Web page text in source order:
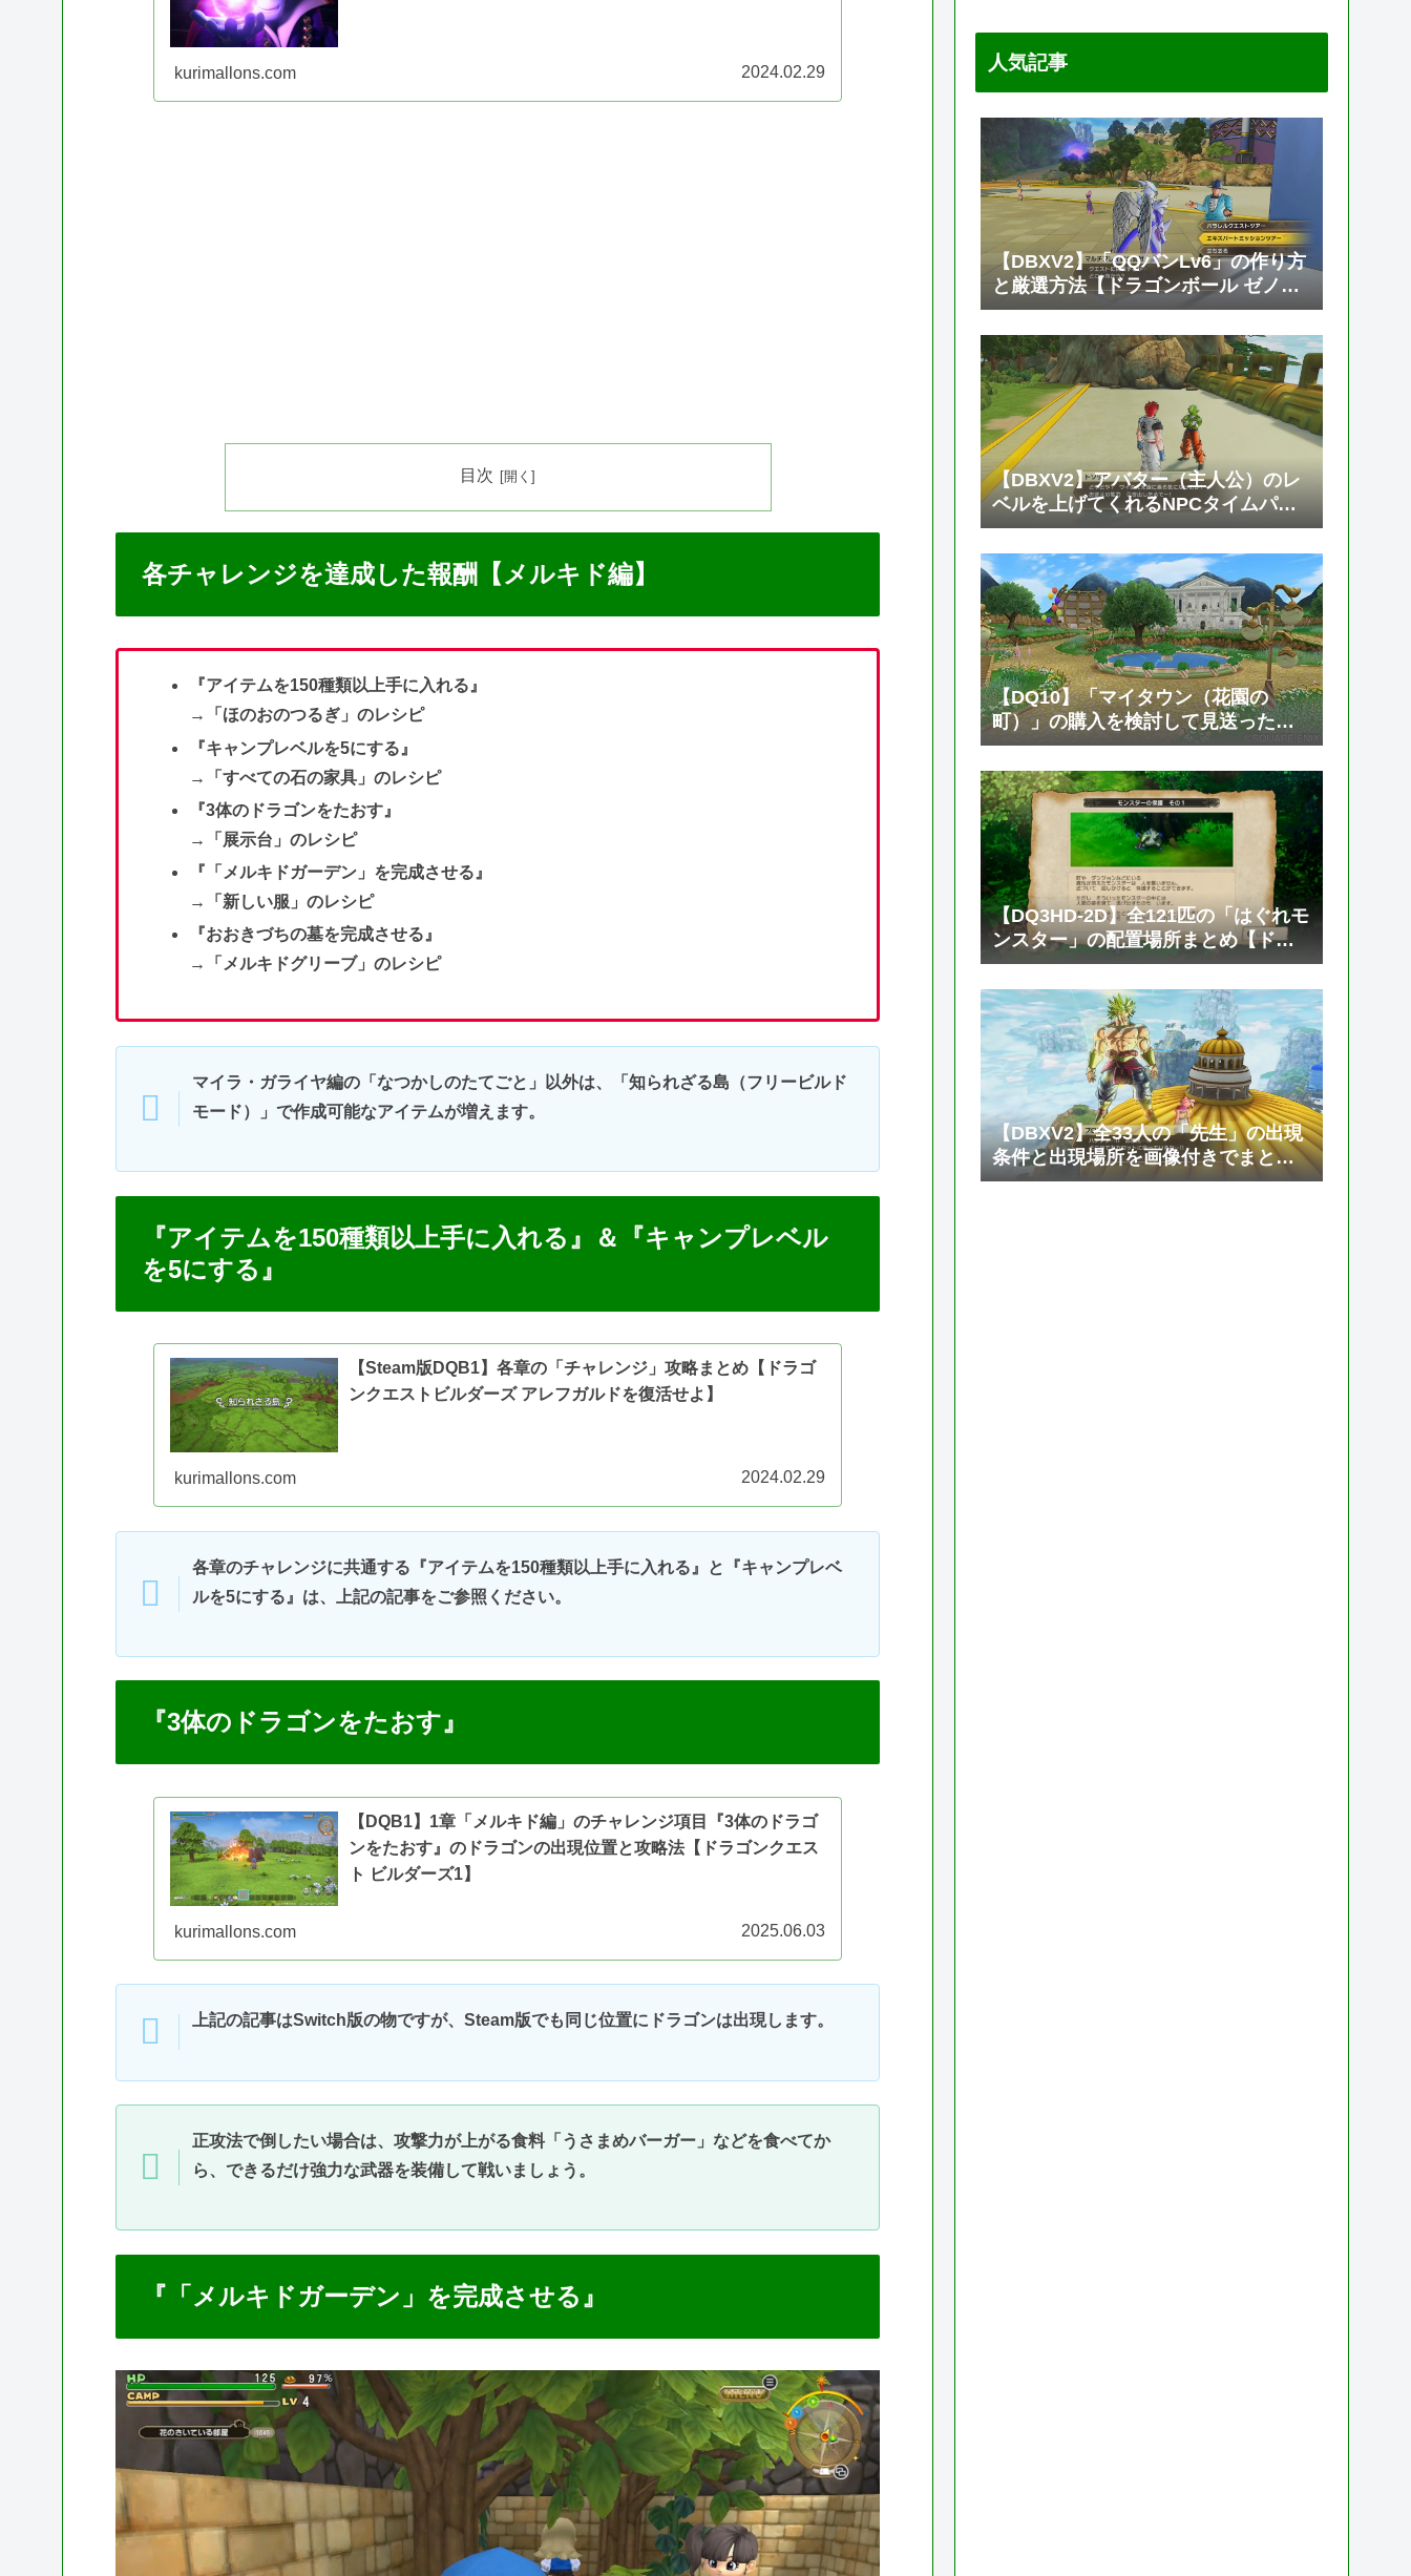
kurimallons.com 2024.02.29
目次
各チャレンジを達成した報酬【メルキド編】
『アイテムを150種類以上手に入れる』
→「ほのおのつるぎ」のレシピ
『キャンプレベルを5にする』
→「すべての石の家具」のレシピ
『3体のドラゴンをたおす』
→「展示台」のレシピ
『「メルキドガーデン」を完成させる』
→「新しい服」のレシピ
『おおきづちの墓を完成させる』
→「メルキドグリーブ」のレシピ
マイラ・ガライヤ編の「なつかしのたてごと」以外は、「知られざる島（フリービルド
モード）」で作成可能なアイテムが増えます。
『アイテムを150種類以上手に入れる』＆『キャンプレベル
を5にする』
【Steam版DQB1】各章の「チャレンジ」攻略まとめ【ドラゴ
ンクエストビルダーズ アレフガルドを復活せよ】
kurimallons.com 2024.02.29
各章のチャレンジに共通する『アイテムを150種類以上手に入れる』と『キャンプレベ
ルを5にする』は、上記の記事をご参照ください。
『3体のドラゴンをたおす』
【DQB1】1章「メルキド編」のチャレンジ項目『3体のドラゴ
ンをたおす』のドラゴンの出現位置と攻略法【ドラゴンクエス
ト ビルダーズ1】
kurimallons.com 2025.06.03
上記の記事はSwitch版の物ですが、Steam版でも同じ位置にドラゴンは出現します。
正攻法で倒したい場合は、攻撃力が上がる食料「うさまめバーガー」などを食べてか
ら、できるだけ強力な武器を装備して戦いましょう。
『「メルキドガーデン」を完成させる』
人気記事
【DBXV2】「QQバンLv6」の作り方
と厳選方法【ドラゴンボール ゼノバ
ース2】
【DBXV2】アバター（主人公）のレ
ベルを上げてくれるNPCタイムパト
ローラー「トソック」の居場所と必
要なゼニーやTPメダルの枚数【ドラ
ゴンボール ゼノバース2】
【DQ10】「マイタウン（花園の
町）」の購入を検討して見送った話
【ドラゴンクエスト10 オンライン】
【DQ3HD-2D】全121匹の「はぐれモ
ンスター」の配置場所まとめ【ドラ
ゴンクエスト3 そして伝説へ…】
【DBXV2】全33人の「先生」の出現
条件と出現場所を画像付きでまとめ
て紹介【ドラゴンボール ゼノバース